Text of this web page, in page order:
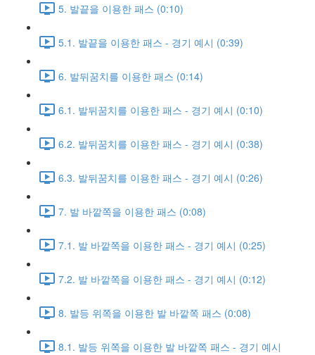
5. 발끝을 이용한 패스 (0:10)
5.1. 발끝을 이용한 패스 - 경기 예시 (0:39)
6. 발뒤꿈치를 이용한 패스 (0:14)
6.1. 발뒤꿈치를 이용한 패스 - 경기 예시 (0:10)
6.2. 발뒤꿈치를 이용한 패스 - 경기 예시 (0:38)
6.3. 발뒤꿈치를 이용한 패스 - 경기 예시 (0:26)
7. 발 바깥쪽을 이용한 패스 (0:08)
7.1. 발 바깥쪽을 이용한 패스 - 경기 예시 (0:25)
7.2. 발 바깥쪽을 이용한 패스 - 경기 예시 (0:12)
8. 발등 위쪽을 이용한 발 바깥쪽 패스 (0:08)
8.1. 발등 위쪽을 이용한 발 바깥쪽 패스 - 경기 예시